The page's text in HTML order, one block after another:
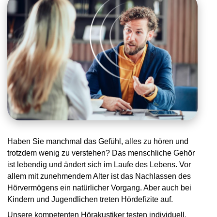
Haben Sie manchmal das Gefühl, alles zu hören und
trotzdem wenig zu verstehen? Das menschliche Gehör
ist lebendig und ändert sich im Laufe des Lebens. Vor
allem mit zunehmendem Alter ist das Nachlassen des
Hörvermögens ein natürlicher Vorgang. Aber auch bei
Kindern und Jugendlichen treten Hördefizite auf.
Unsere kompetenten Hörakustiker testen individuell,